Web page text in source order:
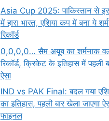
Asia Cup 2025: पाकिस्तान से
में हारा भारत, एशिया कप में बना ये
रिकॉर्ड
0,0,0,0… सैम अयूब का शर्मनाक
रिकॉर्ड, क्रिकेट के इतिहास में पहली
ऐसा
IND vs PAK Final: बदल गया
का इतिहास, पहली बार खेला जाएगा
फाइनल